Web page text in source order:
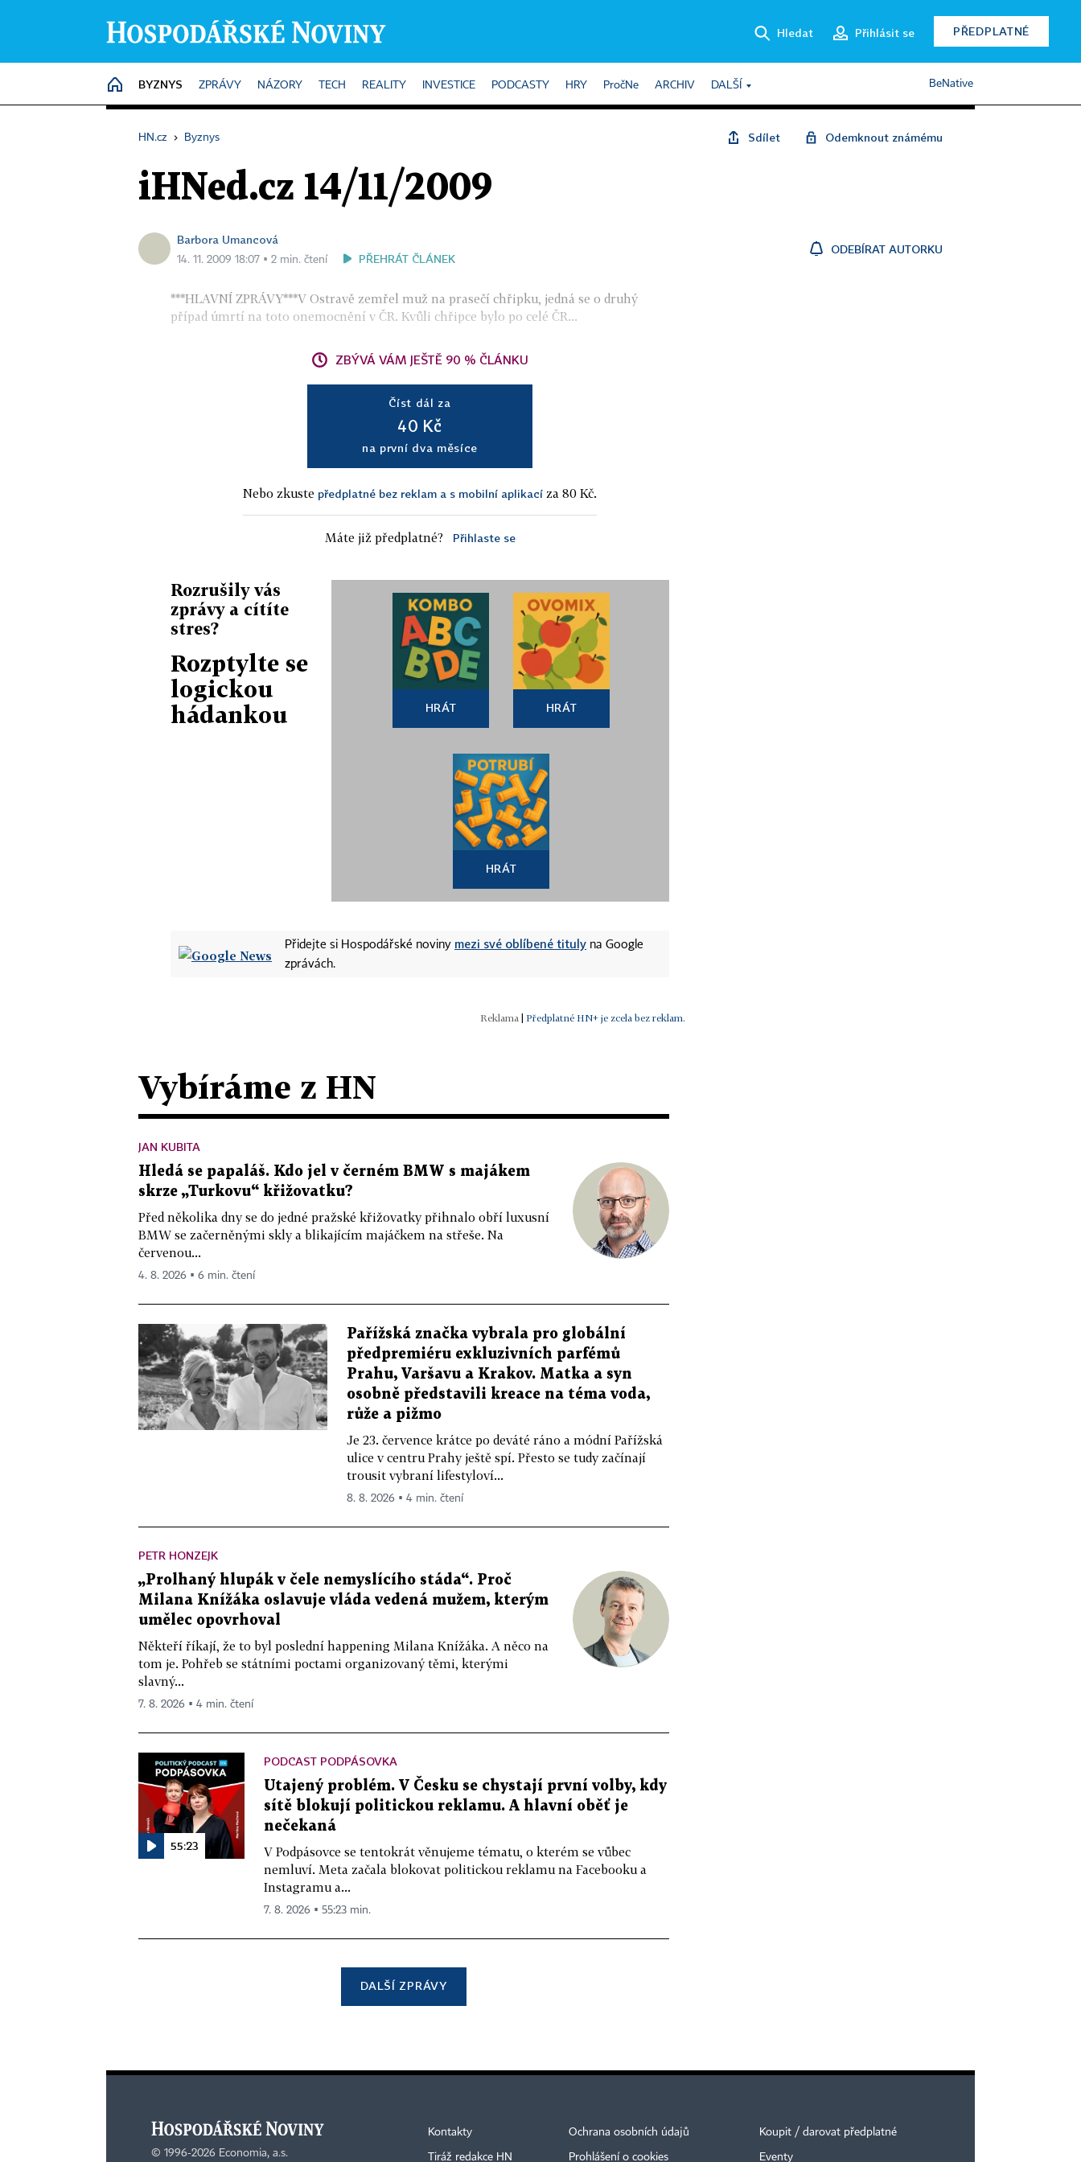
Hledat Přihlásit se PŘEDPLATNÉ
HOME
BYZNYS ZPRÁVY NÁZORY TECH REALITY INVESTICE PODCASTY HRY PročNe ARCHIV DALŠÍ BeNative
HN.cz › Byznys Sdílet Odemknout známému
iHNed.cz 14/11/2009
Barbora Umancová
14. 11. 2009 18:07 ▪ 2 min. čtení PŘEHRÁT ČLÁNEK
ODEBÍRAT AUTORKU
***HLAVNÍ ZPRÁVY***V Ostravě zemřel muž na prasečí chřipku, jedná se o druhý
případ úmrtí na toto onemocnění v ČR. Kvůli chřipce bylo po celé ČR...
ZBÝVÁ VÁM JEŠTĚ 90 % ČLÁNKU
Číst dál za
40 Kč
na první dva měsíce
Nebo zkuste předplatné bez reklam a s mobilní aplikací za 80 Kč.
Máte již předplatné? Přihlaste se
Rozrušily vás
zprávy a cítíte
stres?
Rozptylte se
logickou
hádankou
HRÁT HRÁT
HRÁT
Přidejte si Hospodářské noviny mezi své oblíbené tituly na Google
zprávách.
Předplatné HN+ je zcela bez reklam.
Vybíráme z HN
JAN KUBITA
Hledá se papaláš. Kdo jel v černém BMW s majákem
skrze „Turkovu“ křižovatku?
Před několika dny se do jedné pražské křižovatky přihnalo obří luxusní
BMW se začerněnými skly a blikajícím majáčkem na střeše. Na
červenou...
4. 8. 2026 ▪ 6 min. čtení
Pařížská značka vybrala pro globální
předpremiéru exkluzivních parfémů
Prahu, Varšavu a Krakov. Matka a syn
osobně představili kreace na téma voda,
růže a pižmo
Je 23. července krátce po deváté ráno a módní Pařížská
ulice v centru Prahy ještě spí. Přesto se tudy začínají
trousit vybraní lifestyloví...
8. 8. 2026 ▪ 4 min. čtení
PETR HONZEJK
„Prolhaný hlupák v čele nemyslícího stáda“. Proč
Milana Knížáka oslavuje vláda vedená mužem, kterým
umělec opovrhoval
Někteří říkají, že to byl poslední happening Milana Knížáka. A něco na
tom je. Pohřeb se státními poctami organizovaný těmi, kterými
slavný...
7. 8. 2026 ▪ 4 min. čtení
55:23
PODCAST PODPÁSOVKA
Utajený problém. V Česku se chystají první volby, kdy
sítě blokují politickou reklamu. A hlavní oběť je
nečekaná
V Podpásovce se tentokrát věnujeme tématu, o kterém se vůbec
nemluví. Meta začala blokovat politickou reklamu na Facebooku a
Instagramu a...
7. 8. 2026 ▪ 55:23 min.
DALŠÍ ZPRÁVY
© 1996-2026 Economia, a.s.
Kontakty
Tiráž redakce HN
Ochrana osobních údajů
Prohlášení o cookies
Koupit / darovat předplatné
Eventy